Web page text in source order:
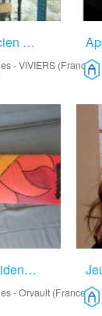
Artiste Plasticien – Arts Plastiques
-VIVIERS (France)
Cherche Résidence – Arts Plastiques
-Orvault (France)